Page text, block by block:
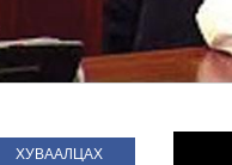
ХУВААЛЦАХ